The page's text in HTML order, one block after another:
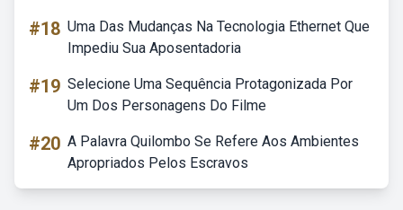
#18 Uma Das Mudanças Na Tecnologia Ethernet Que
Impediu Sua Aposentadoria
#19 Selecione Uma Sequência Protagonizada Por
Um Dos Personagens Do Filme
#20 A Palavra Quilombo Se Refere Aos Ambientes
Apropriados Pelos Escravos